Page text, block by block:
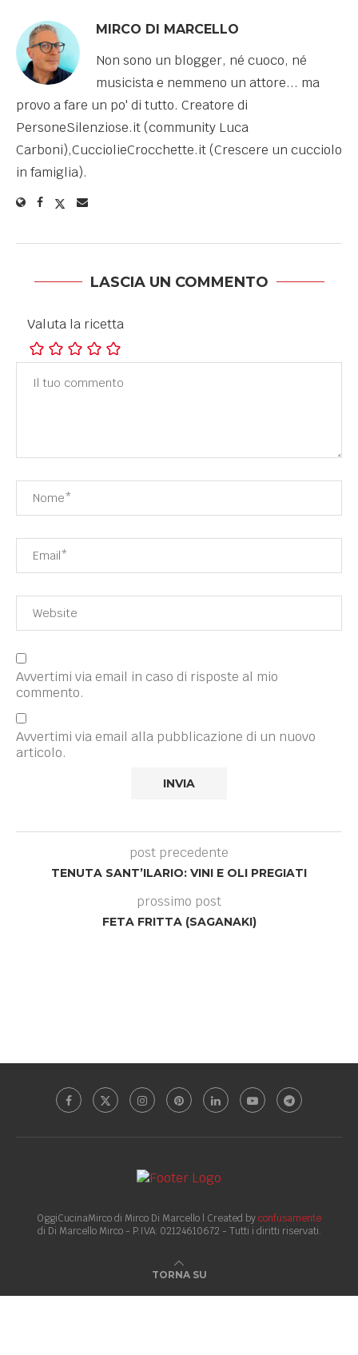
MIRCO DI MARCELLO
Non sono un blogger, né cuoco, né
musicista e nemmeno un attore... ma
provo a fare un po' di tutto. Creatore di
PersoneSilenziose.it (community Luca
Carboni),CucciolieCrocchette.it (Crescere un cucciolo
in famiglia).
LASCIA UN COMMENTO
Valuta la ricetta
Avvertimi via email in caso di risposte al mio
commento.
Avvertimi via email alla pubblicazione di un nuovo
articolo.
post precedente
TENUTA SANT’ILARIO: VINI E OLI PREGIATI
prossimo post
FETA FRITTA (SAGANAKI)
OggiCucinaMirco di Mirco Di Marcello | Created byconfusamente
di Di Marcello Mirco - P.IVA: 02124610672 - Tutti i diritti riservati.
TORNA SU